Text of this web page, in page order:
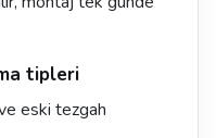
tipleri
eski tezgah